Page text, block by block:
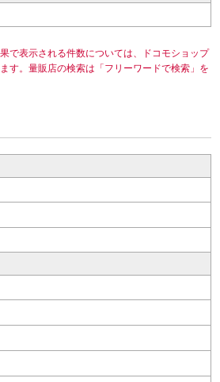
で表示される件数については、ドコモショップ
す。量販店の検索は「フリーワードで検索」を